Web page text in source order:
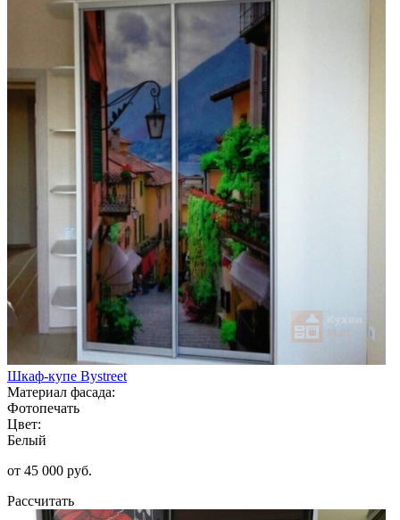
Шкаф-купе Bystreet
Материал фасада:
Фотопечать
Цвет:
Белый
от 45 000 руб.
Рассчитать